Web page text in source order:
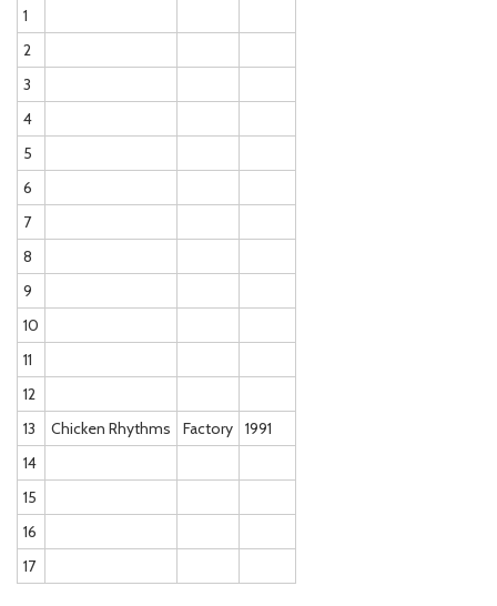
1
2
3
4
5
6
7
8
9
10
11
12
13
Chicken Rhythms Factory
1991
14
15
16
17